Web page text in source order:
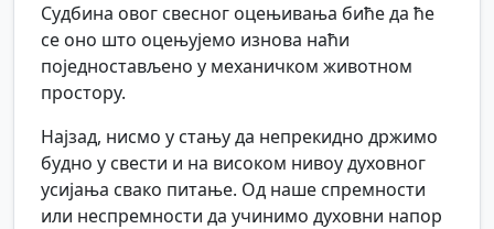
Судбина овог свесног оцењивања биће да ће
се оно што оцењујемо изнова наћи
поједностављено у механичком животном
простору.
Најзад, нисмо у стању да непрекидно држимо
будно у свести и на високом нивоу духовног
усијања свако питање. Од наше спремности
или неспремности да учинимо духовни напор